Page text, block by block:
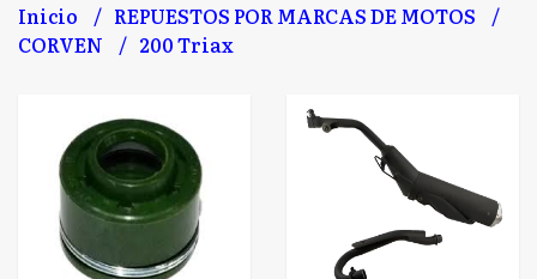
Inicio
REPUESTOS POR MARCAS DE MOTOS
CORVEN
200 Triax